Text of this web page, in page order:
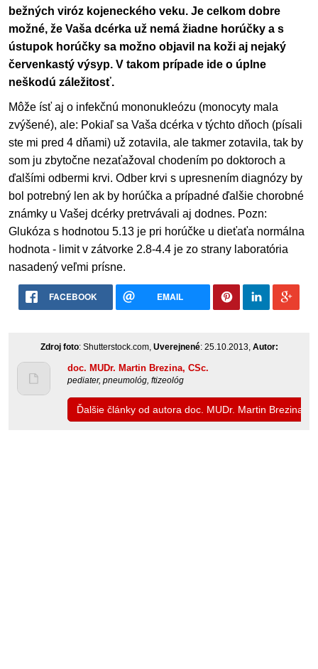
bežných viróz kojeneckého veku. Je celkom dobre
možné, že Vaša dcérka už nemá žiadne horúčky a s
ústupok horúčky sa možno objavil na koži aj nejaký
červenkastý výsyp. V takom prípade ide o úplne
neškodú záležitosť.
Môže ísť aj o infekčnú mononukleózu (monocyty mala
zvýšené), ale: Pokiaľ sa Vaša dcérka v týchto dňoch (písali
ste mi pred 4 dňami) už zotavila, ale takmer zotavila, tak by
som ju zbytočne nezaťažoval chodením po doktoroch a
ďalšími odbermi krvi. Odber krvi s upresnením diagnózy by
bol potrebný len ak by horúčka a prípadné ďalšie chorobné
známky u Vašej dcérky pretrvávali aj dodnes. Pozn:
Glukóza s hodnotou 5.13 je pri horúčke u dieťaťa normálna
hodnota - limit v zátvorke 2.8-4.4 je zo strany laboratória
nasadený veľmi prísne.
FACEBOOK EMAIL
Zdroj foto: Shutterstock.com, Uverejnené: 25.10.2013, Autor:
doc. MUDr. Martin Brezina, CSc.
pediater, pneumológ, ftizeológ
Ďalšie články od autora doc. MUDr. Martin Brezina,